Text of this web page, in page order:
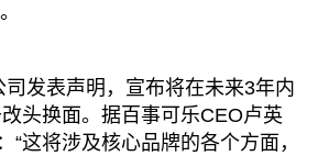
发表声明，宣布将在未来3年内
头换面。据百事可乐CEO卢英
“这将涉及核心品牌的各个方面，